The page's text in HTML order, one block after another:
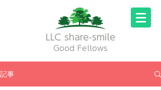
LLC share-smile
Good Fellows
記事